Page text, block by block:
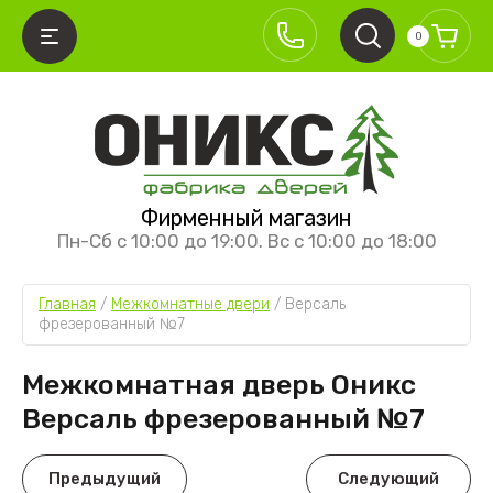
Фирменный магазин
Пн-Сб с 10:00 до 19:00. Вс с 10:00 до 18:00
0
Главная / Межкомнатные двери / Версаль
фрезерованный №7
Межкомнатная дверь Оникс
Версаль фрезерованный №7
Предыдущий Следующий
ДВЕРИ
Классика премиум
Хай-тек
Лайт
Алюм
Неоклассика
ОТКРЫВАНИЯ
межкомнатные двери
механизмы
ПЕРЕГОРОДКИ
перегородки